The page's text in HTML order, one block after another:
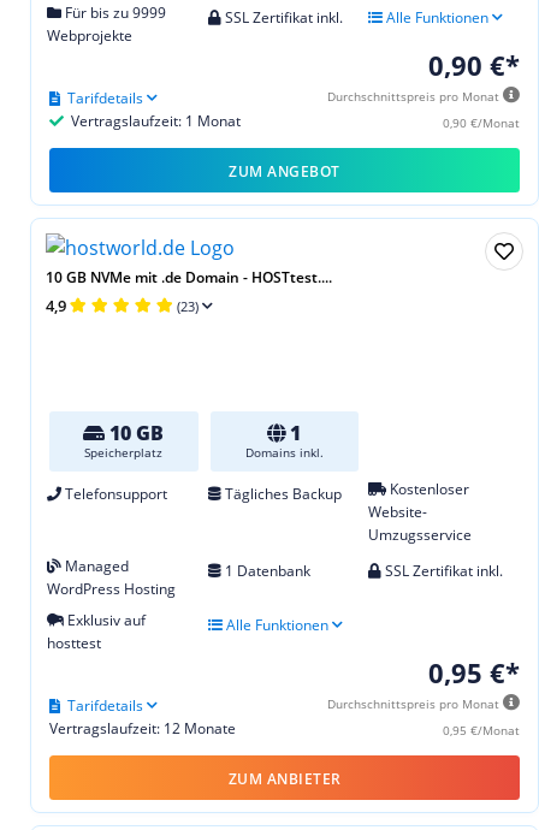
Für bis zu 9999
Webprojekte
SSL Zertifikat inkl. Alle Funktionen
0,90 €*
Durchschnittspreis pro Monat
0,90 €/Monat
Vertragslaufzeit: 1 Monat
Tarifdetails
ZUM ANGEBOT
10 GB NVMe mit .de Domain - HOSTtest....
4,9 (23)
10 GB
Speicherplatz
1
Domains inkl.
Telefonsupport Tägliches Backup
Kostenloser
Website-
Umzugsservice
Managed
WordPress Hosting
1 Datenbank SSL Zertifikat inkl.
Exklusiv auf
hosttest
Alle Funktionen
0,95 €*
Durchschnittspreis pro Monat
0,95 €/Monat
Vertragslaufzeit: 12 Monate
Tarifdetails
ZUM ANBIETER